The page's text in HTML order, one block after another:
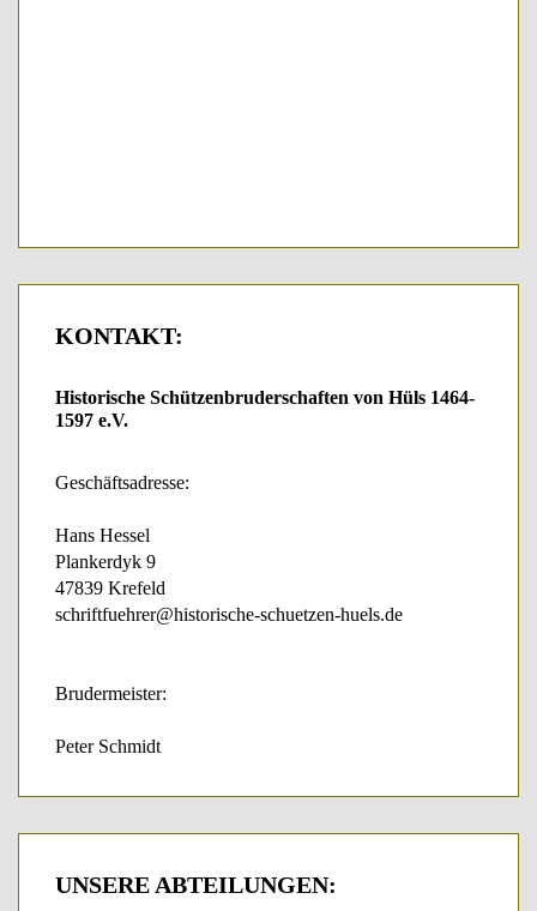
KONTAKT:
Historische Schützenbruderschaften von Hüls 1464-
1597 e.V.
Geschäftsadresse:
Hans Hessel
Plankerdyk 9
47839 Krefeld
schriftfuehrer@historische-schuetzen-huels.de
Brudermeister:
Peter Schmidt
UNSERE ABTEILUNGEN: